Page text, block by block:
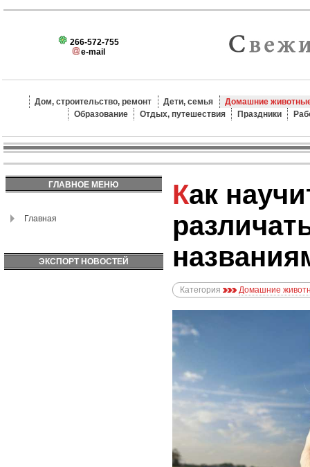
266-572-755
e-mail
Дом, строительство, ремонт Дети, семья
Домашние
Образование
Отдых, путешествия Праздники
ГЛАВНОЕ МЕНЮ
Главная
ЭКСПОРТ НОВОСТЕЙ
Как научить собаку
Категория Домашние